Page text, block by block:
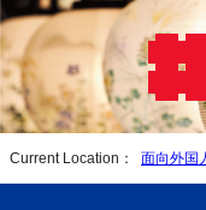
Current Location： 面向外国